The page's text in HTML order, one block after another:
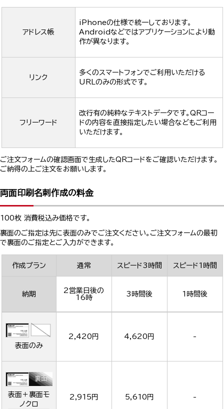
アドレス帳
iPhoneの仕様で統一しております。
Androidなどではアプリケーションにより動
作が異なります。
リンク
多くのスマートフォンでご利用いただける
URLのみの形式です。
フリーワード
改行有の純粋なテキストデータです。QRコー
ドの内容を直接指定したい場合などもご利用
いただけます。
ご注文フォームの確認画面で生成したQRコードをご確認いただけます。
ご納得の上ご注文をお願いします。
両面印刷名刺作成の料金
100枚 消費税込み価格です。
裏面のご指定は先に表面のみでご注文ください。ご注文フォームの最初
で裏面のご指定とご入力ができます。
作成プラン 通常 スピード3時間 スピード1時間
納期
2営業日後の
16時
3時間後 1時間後
表面のみ
2,420円 4,620円 -
表面＋裏面モ
ノクロ
2,915円 5,610円 -